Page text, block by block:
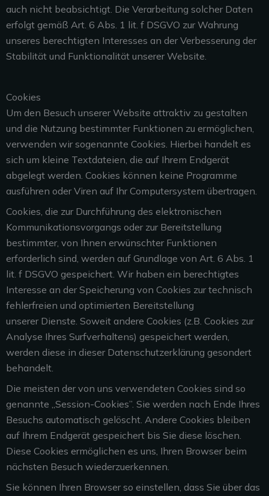
auch nicht beabsichtigt. Die Verarbeitung solcher Daten
erfolgt gemäß Art. 6 Abs. 1 lit. f DSGVO zur Wahrung
unseres berechtigten Interesses an der Verbesserung der
Stabilität und Funktionalität unserer Website.
Cookies
Um den Besuch unserer Website attraktiv zu gestalten
und die Nutzung bestimmter Funktionen zu ermöglichen,
verwenden wir sogenannte Cookies. Hierbei handelt es
sich um kleine Textdateien, die auf Ihrem Endgerät
abgelegt werden. Cookies können keine Programme
ausführen oder Viren auf Ihr Computersystem übertragen.
Cookies, die zur Durchführung des elektronischen
Kommunikationsvorgangs oder zur Bereitstellung
bestimmter, von Ihnen erwünschter Funktionen
erforderlich sind, werden auf Grundlage von Art. 6 Abs. 1
lit. f DSGVO gespeichert. Wir haben ein berechtigtes
Interesse an der Speicherung von Cookies zur technisch
fehlerfreien und optimierten Bereitstellung
unserer Dienste. Soweit andere Cookies (z.B. Cookies zur
Analyse Ihres Surfverhaltens) gespeichert werden,
werden diese in dieser Datenschutzerklärung gesondert
behandelt.
Die meisten der von uns verwendeten Cookies sind so
genannte „Session-Cookies”. Sie werden nach Ende Ihres
Besuchs automatisch gelöscht. Andere Cookies bleiben
auf Ihrem Endgerät gespeichert bis Sie diese löschen.
Diese Cookies ermöglichen es uns, Ihren Browser beim
nächsten Besuch wiederzuerkennen.
Sie können Ihren Browser so einstellen, dass Sie über das